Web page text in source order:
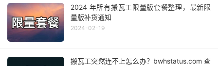
2024 年所有搬瓦工限量版套餐整理，最新限
量版补货通知
2024-02-19
搬瓦工突然连不上怎么办？bwhstatus.com 查